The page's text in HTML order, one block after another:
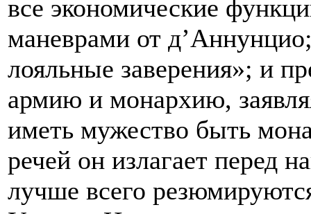
все экономические
маневрами от
лояльные заверения»; и
армию и монархию,
иметь мужество быть
речей он излагает перед
лучше всего